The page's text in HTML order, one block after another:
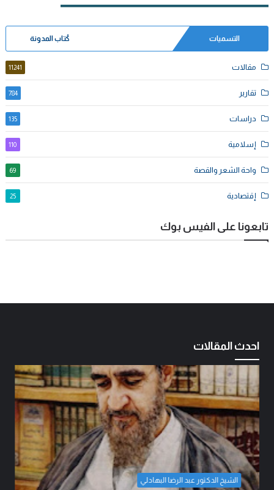
التسميات كُتاب المدونة
مقالات 11241
تقارير 784
دراسات 135
إسلامية 110
واحة الشعر والقصة 69
إقتصادية 25
تابعونا على الفيس بوك
احدث المقالات
د. عامر الطائي
بين حكمة السياسة وأحقاد البدو: كيف تُدار المعارك